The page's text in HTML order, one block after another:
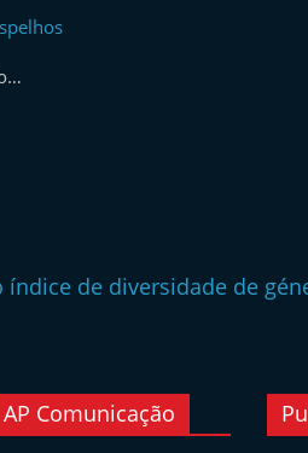
índice de diversidade de
AP Comunicação